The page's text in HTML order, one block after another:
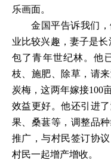
乐画面。
金国平告诉我们
业比较兴趣，妻子是
包了青年世纪林。他
枝、施肥、除草，请
炭梅，这两年嫁接100
效益更好。他还引进
果、桑葚等，调整品
推广，与村民签订协
村民一起增产增收。